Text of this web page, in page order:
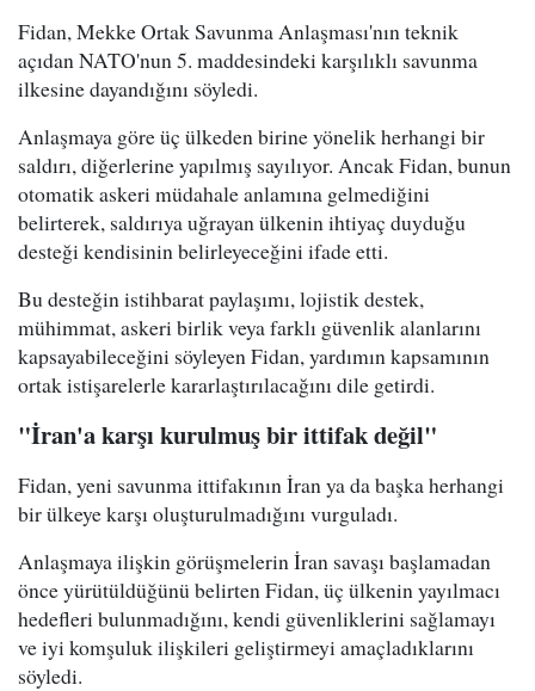
Fidan, Mekke Ortak Savunma Anlaşması'nın teknik
açıdan NATO'nun 5. maddesindeki karşılıklı savunma
ilkesine dayandığını söyledi.
Anlaşmaya göre üç ülkeden birine yönelik herhangi bir
saldırı, diğerlerine yapılmış sayılıyor. Ancak Fidan, bunun
otomatik askeri müdahale anlamına gelmediğini
belirterek, saldırıya uğrayan ülkenin ihtiyaç duyduğu
desteği kendisinin belirleyeceğini ifade etti.
Bu desteğin istihbarat paylaşımı, lojistik destek,
mühimmat, askeri birlik veya farklı güvenlik alanlarını
kapsayabileceğini söyleyen Fidan, yardımın kapsamının
ortak istişarelerle kararlaştırılacağını dile getirdi.
"İran'a karşı kurulmuş bir ittifak değil"
Fidan, yeni savunma ittifakının İran ya da başka herhangi
bir ülkeye karşı oluşturulmadığını vurguladı.
Anlaşmaya ilişkin görüşmelerin İran savaşı başlamadan
önce yürütüldüğünü belirten Fidan, üç ülkenin yayılmacı
hedefleri bulunmadığını, kendi güvenliklerini sağlamayı
ve iyi komşuluk ilişkileri geliştirmeyi amaçladıklarını
söyledi.